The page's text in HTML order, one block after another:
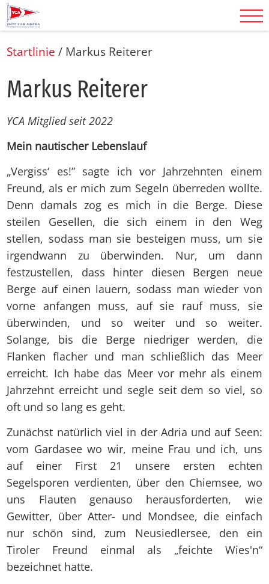
Startlinie / Markus Reiterer
Mar­kus Rei­te­rer
YCA Mitglied seit 2022
Mein nautischer Lebenslauf
„Vergiss‘ es!” sagte ich vor Jahrzehnten einem
Freund, als er mich zum Segeln überreden wollte.
Denn damals zog es mich in die Berge. Diese
steilen Gesellen, die sich einem in den Weg
stellen, sodass man sie besteigen muss, um sie
irgendwann zu überwinden. Nur, um dann
festzustellen, dass hinter diesen Bergen neue
Berge auf einen lauern, sodass man wieder von
vorne anfangen muss, auf sie rauf muss, sie
überwinden, und so weiter und so weiter.
Solange, bis die Berge niedriger werden, die
Flanken flacher und man schließlich das Meer
erreicht. Ich habe das Meer vor mehr als einem
Jahrzehnt erreicht und segle seit dem so viel, so
oft und so lang es geht.
Zunächst natürlich viel in der Adria und auf Seen:
vom Gardasee wo wir, meine Frau und ich, uns
auf einer First 21 unsere ersten echten
Segelsporen verdienten, über den Chiemsee, wo
uns Flauten genauso herausforderten, wie
Gewitter, über Atter- und Mondsee, die einfach
nur schön sind, zum Neusiedlersee, den ein
Tiroler Freund einmal als „feichte Wies'n“
bezeichnet hatte.